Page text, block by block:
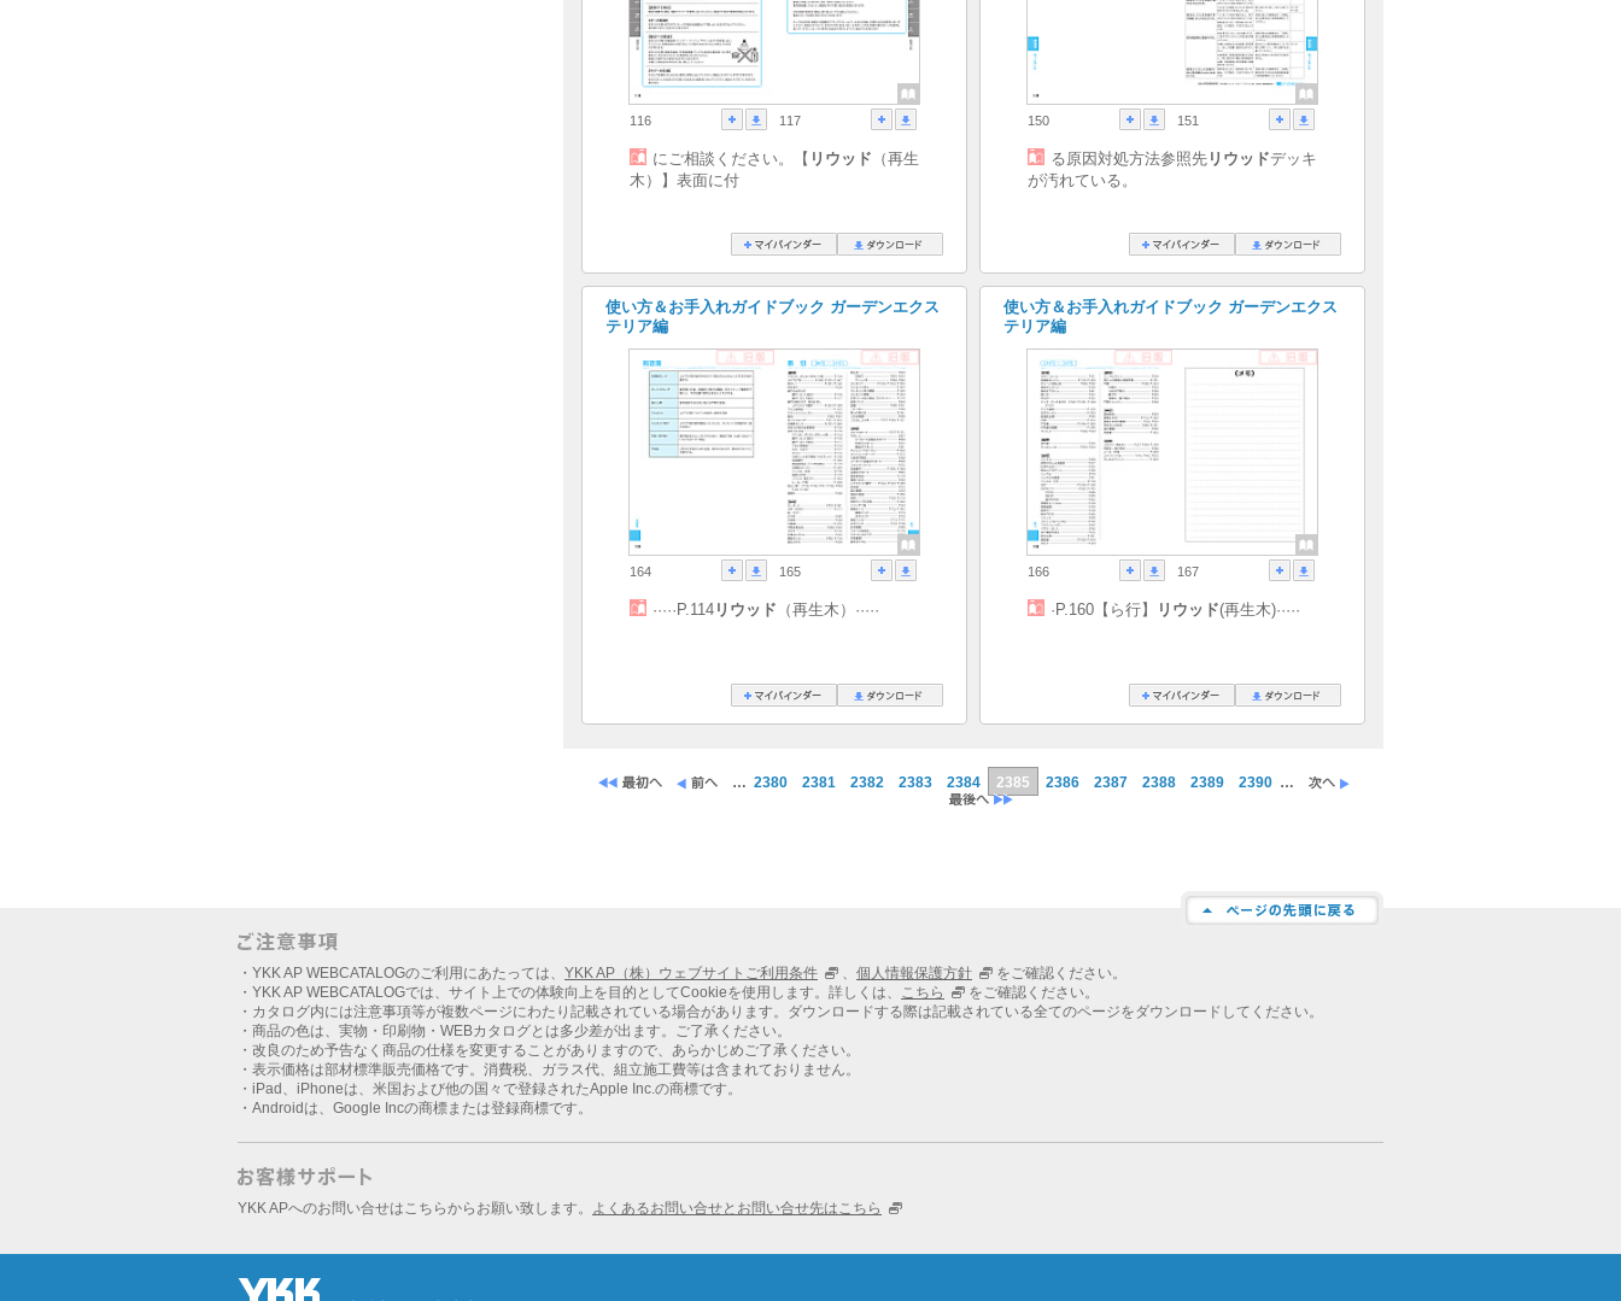
116 117
にご相談ください。【 リウッド （再生
木）】表面に付
150 151
る原因対処方法参照先 リウッドデッキ
が汚れている。
使い方＆お手入れガイドブック ガーデンエクス
テリア編
164 165
·····P.114 リウッド （再生木）·····
使い方＆お手入れガイドブック ガーデンエクス
テリア編
166 167
·P.160【ら行】 リウッド(再生木)·····
… 2380 2381 2382 2383 2384 2385 2386 2387 2388 2389 2390 …
・YKK AP WEBCATALOGのご利用にあたっては、 YKK AP（株）ウェブサイトご利用条件 、 個人情報保護方針
をご確認ください。
・YKK AP WEBCATALOGでは、サイト上での体験向上を目的としてCookieを使用します。詳しくは、 こちら
をご確認ください。
・カタログ内には注意事項等が複数ページにわたり記載されている場合があります。ダウンロードする際は記載されている全てのページをダウンロードしてください。
・商品の色は、実物・印刷物・WEBカタログとは多少差が出ます。ご了承ください。
・改良のため予告なく商品の仕様を変更することがありますので、あらかじめご了承ください。
・表示価格は部材標準販売価格です。消費税、ガラス代、組立施工費等は含まれておりません。
・iPad、iPhoneは、米国および他の国々で登録されたApple Inc.の商標です。
・Androidは、Google Incの商標または登録商標です。
YKK APへのお問い合せはこちらからお願い致します。 よくあるお問い合せとお問い合せ先はこちら